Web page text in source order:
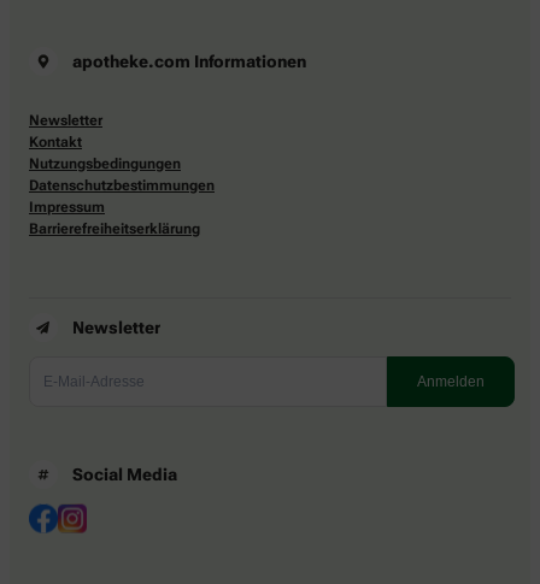
apotheke.com Informationen
Newsletter
Kontakt
Nutzungsbedingungen
Datenschutzbestimmungen
Impressum
Barrierefreiheitserklärung
Newsletter
Social Media